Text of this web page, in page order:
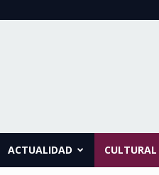
ACTUALIDAD CULTURAL